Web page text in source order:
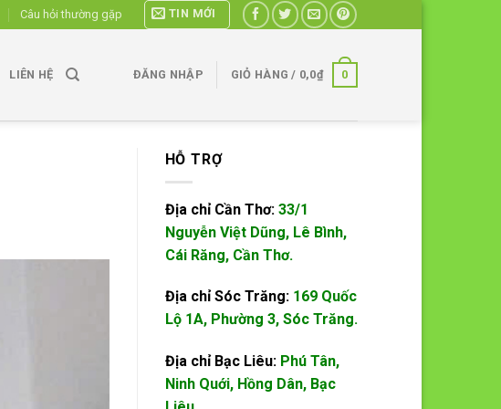
Câu hỏi thường gặp TIN MỚI
LIÊN HỆ ĐĂNG NHẬP GIỎ HÀNG / 0,0₫ 0
HỖ TRỢ
Địa chỉ Cần Thơ: 33/1
Nguyễn Việt Dũng, Lê Bình,
Cái Răng, Cần Thơ.
Địa chỉ Sóc Trăng: 169 Quốc
Lộ 1A, Phường 3, Sóc Trăng.
Địa chỉ Bạc Liêu: Phú Tân,
Ninh Quới, Hồng Dân, Bạc